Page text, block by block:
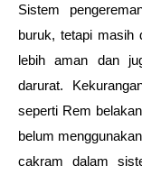
Sistem
buruk, tetapi masih
lebih aman dan
darurat.
seperti Rem
belum
cakram dalam